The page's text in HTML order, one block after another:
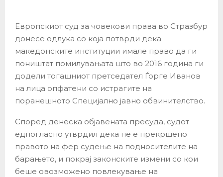
Европскиот суд за човекови права во Стразбур
донесе одлука со која потврди дека
македонските институции имале право да ги
поништат помилувањата што во 2016 година ги
додели тогашниот претседател Ѓорге Иванов
на лица опфатени со истрагите на
поранешното Специјално јавно обвинителство.
Според денеска објавената пресуда, судот
едногласно утврдил дека не е прекршено
правото на фер судење на подносителите на
барањето, и покрај законските измени со кои
беше овозможено повлекување на